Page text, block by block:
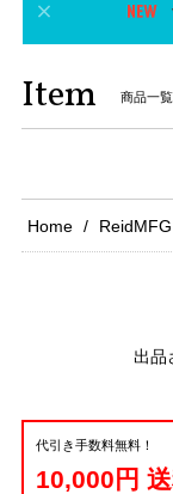
Item 商品一覧
Home ReidMFG
出品
代引き手数料無料！
10,000円